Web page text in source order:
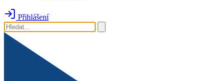
Přihlášení